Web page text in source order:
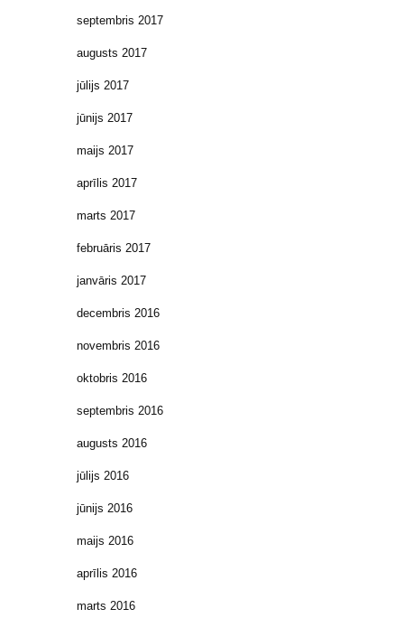
septembris 2017
augusts 2017
jūlijs 2017
jūnijs 2017
maijs 2017
aprīlis 2017
marts 2017
februāris 2017
janvāris 2017
decembris 2016
novembris 2016
oktobris 2016
septembris 2016
augusts 2016
jūlijs 2016
jūnijs 2016
maijs 2016
aprīlis 2016
marts 2016